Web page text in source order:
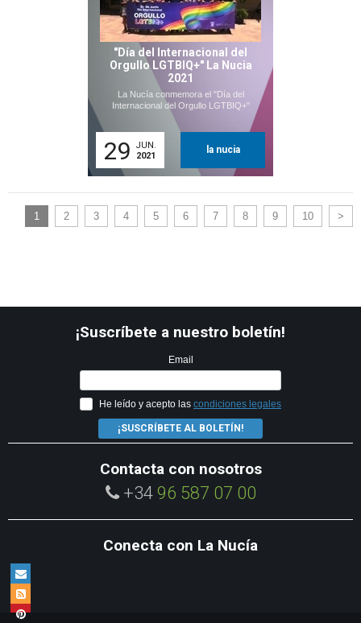
"Día del Internacional del
Orgullo LGTBIQ+" La Nucia
2021
La Nucía conmemora el "Día del
Internacional del Orgullo LGTBIQ+"
29
JUN.
2021
la nucia
1 2 3 4 5 6 7 8 9 10 >
¡Suscríbete a nuestro boletín!
Email
He leído y acepto las condiciones legales
¡SUSCRÍBETE AL BOLETÍN!
Contacta con nosotros
+34 96 587 07 00
Conecta con La Nucía